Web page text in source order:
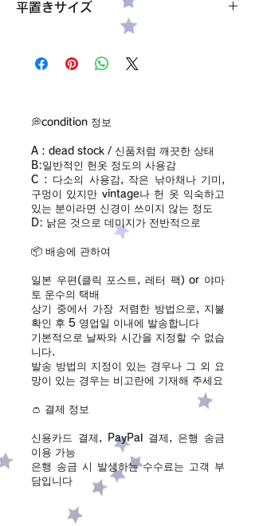
平置きサイズ
バスト・身幅 50cm
サイズ フリー
HARDY NOIRという日本のブランドです
ヴィンテージっぽくしたくて
赤のリボンとお花のモチーフをつけました
💭condition 정보
A：dead stock / 신품처럼 깨끗한 상태
B:일반적인 헌옷 정도의 사용감
C：다소의 사용감, 작은 낚아채나 기미,
구멍이 있지만 vintage나 헌 옷 익숙하고
있는 분이라면 신경이 쓰이지 않는 정도
D: 낡은 것으로 데미지가 전반적으로
📦 배송에 관하여
일본 우편(클릭 포스트, 레터 팩) or 야마
토 운수의 택배
상기 중에서 가장 저렴한 방법으로, 지불
확인 후 5 영업일 이내에 발송합니다
기본적으로 날짜와 시간을 지정할 수 없습
니다.
발송 방법의 지정이 있는 경우나 그 외 요
망이 있는 경우는 비고란에 기재해 주세요
👛 결제 정보
신용카드 결제, PayPal 결제, 은행 송금
이용 가능
​은행 송금 시 발생하는 수수료는 고객 부
담입니다